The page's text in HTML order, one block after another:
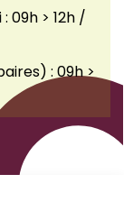
09h > 12h /
: 09h >